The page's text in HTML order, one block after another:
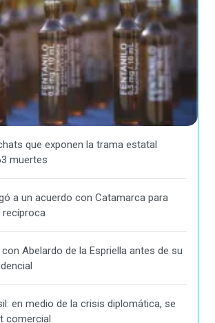
que exponen la trama estatal
muertes
a un acuerdo con Catamarca para
recíproca
Abelardo de la Espriella antes de su
en medio de la crisis diplomática, se
comercial